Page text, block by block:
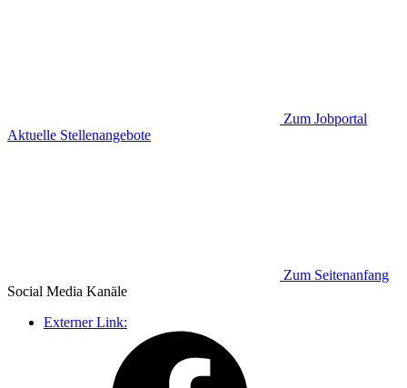
Zum Jobportal
Aktuelle Stellenangebote
Zum Seitenanfang
Social Media Kanäle
Externer Link: